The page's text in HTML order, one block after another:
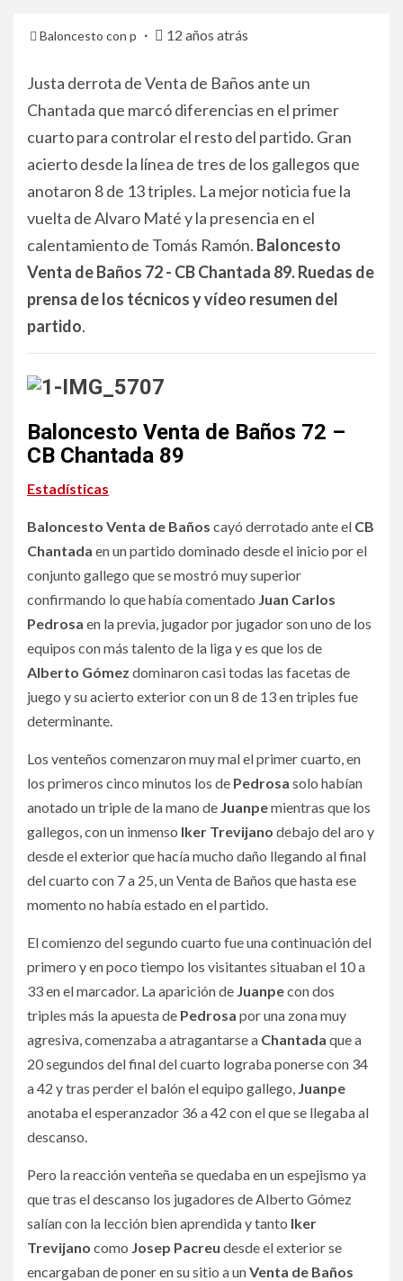
Baloncesto con p 12 años atrás
Justa derrota de Venta de Baños ante un
Chantada que marcó diferencias en el primer
cuarto para controlar el resto del partido. Gran
acierto desde la línea de tres de los gallegos que
anotaron 8 de 13 triples. La mejor noticia fue la
vuelta de Alvaro Maté y la presencia en el
calentamiento de Tomás Ramón. Baloncesto
Venta de Baños 72 - CB Chantada 89. Ruedas de
prensa de los técnicos y vídeo resumen del
partido.
Baloncesto Venta de Baños 72 –
CB Chantada 89
Estadísticas
Baloncesto Venta de Baños cayó derrotado ante el CB
Chantada en un partido dominado desde el inicio por el
conjunto gallego que se mostró muy superior
confirmando lo que había comentado Juan Carlos
Pedrosa en la previa, jugador por jugador son uno de los
equipos con más talento de la liga y es que los de
Alberto Gómez dominaron casi todas las facetas de
juego y su acierto exterior con un 8 de 13 en triples fue
determinante.
Los venteños comenzaron muy mal el primer cuarto, en
los primeros cinco minutos los de Pedrosa solo habían
anotado un triple de la mano de Juanpemientras que los
gallegos, con un inmenso Iker Trevijano debajo del aro y
desde el exterior que hacía mucho daño llegando al final
del cuarto con 7 a 25, un Venta de Baños que hasta ese
momento no había estado en el partido.
El comienzo del segundo cuarto fue una continuación del
primero y en poco tiempo los visitantes situaban el 10 a
33 en el marcador. La aparición de Juanpecon dos
triples más la apuesta de Pedrosa por una zona muy
agresiva, comenzaba a atragantarse a Chantada que a
20 segundos del final del cuarto lograba ponerse con 34
a 42 y tras perder el balón el equipo gallego, Juanpe
anotaba el esperanzador 36 a 42 con el que se llegaba al
descanso.
Pero la reacción venteña se quedaba en un espejismo ya
que tras el descanso los jugadores de Alberto Gómez
salían con la lección bien aprendida y tanto Iker
Trevijano como Josep Pacreu desde el exterior se
encargaban de poner en su sitio a unVenta de Baños